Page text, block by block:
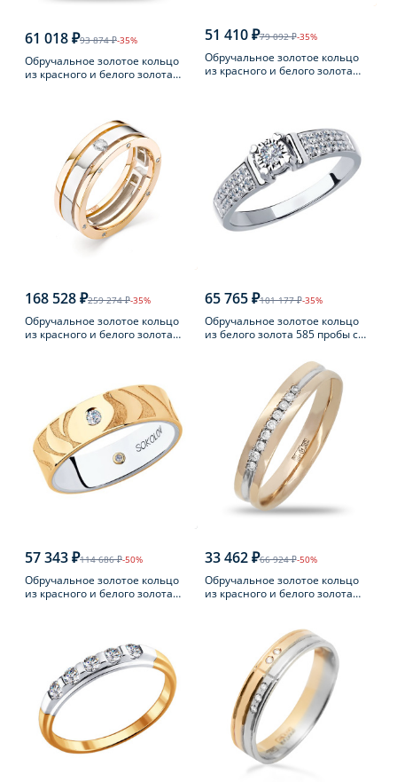
61 018 ₽93 874 ₽-35%
Обручальное золотое кольцо
из красного и белого золота
51 410 ₽79 092 ₽-35%
Обручальное золотое кольцо
из красного и белого золота
168 528 ₽259 274 ₽-35%
Обручальное золотое кольцо
из красного и белого золота
65 765 ₽101 177 ₽-35%
Обручальное золотое кольцо
из белого золота 585 пробы с
57 343 ₽114 686 ₽-50%
Обручальное золотое кольцо
из красного и белого золота
33 462 ₽66 924 ₽-50%
Обручальное золотое кольцо
из красного и белого золота